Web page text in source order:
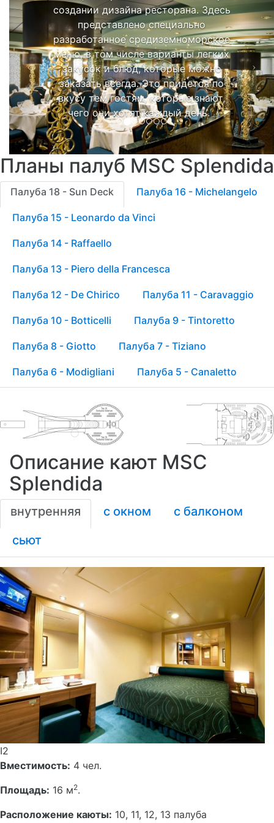
создании дизайна ресторана. Здесь
представлено специально
разработанное средиземноморское
меню, в том числе варианты легких
закусок и блюд, которые можно
заказать всегда. Это придется по
вкусу тем гостям, которые знают,
чего они хотят каждый день.
Планы палуб MSC Splendida
Палуба 18 - Sun Deck Палуба 16 - Michelangelo
Палуба 15 - Leonardo da Vinci
Палуба 14 - Raffaello
Палуба 13 - Piero della Francesca
Палуба 12 - De Chirico Палуба 11 - Caravaggio
Палуба 10 - Botticelli Палуба 9 - Tintoretto
Палуба 8 - Giotto Палуба 7 - Tiziano
Палуба 6 - Modigliani Палуба 5 - Canaletto
Описание кают MSC
Splendida
внутренняя с окном
с балконом
сьют
I2
Вместимость: 4 чел.
Площадь: 16 м2.
Расположение каюты: 10, 11, 12, 13 палуба